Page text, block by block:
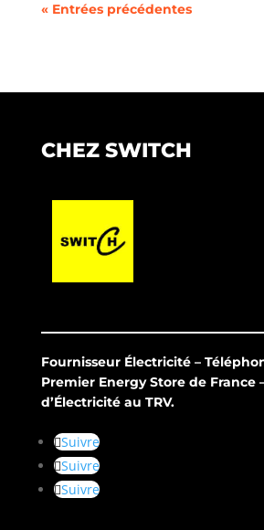
« Entrées précédentes
CHEZ SWITCH
Fournisseur Électricité –
Premier Energy Store de France
d’Électricité au TRV.
Suivre
Suivre
Suivre